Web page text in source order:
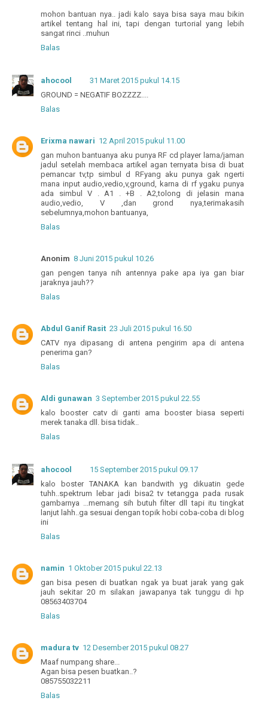
mohon bantuan nya.. jadi kalo saya bisa saya mau bikin
artikel tentang hal ini, tapi dengan turtorial yang lebih
sangat rinci ..muhun
Balas
ahocool
31 Maret 2015 pukul 14.15
GROUND = NEGATIF BOZZZZ....
Balas
Erixma nawari 12 April 2015 pukul 11.00
gan muhon bantuanya aku punya RF cd player lama/jaman
jadul setelah membaca artikel agan ternyata bisa di buat
pemancar tv,tp simbul d RFyang aku punya gak ngerti
mana input audio,vedio,v,ground, karna di rf ygaku punya
ada simbul V . A1 . +B . A2,tolong di jelasin mana
audio,vedio, V ,dan grond nya,terimakasih
sebelumnya,mohon bantuanya,
Balas
Anonim 8 Juni 2015 pukul 10.26
gan pengen tanya nih antennya pake apa iya gan biar
jaraknya jauh??
Balas
Abdul Ganif Rasit 23 Juli 2015 pukul 16.50
CATV nya dipasang di antena pengirim apa di antena
penerima gan?
Balas
Aldi gunawan 3 September 2015 pukul 22.55
kalo booster catv di ganti ama booster biasa seperti
merek tanaka dll. bisa tidak..
Balas
ahocool
15 September 2015 pukul 09.17
kalo boster TANAKA kan bandwith yg dikuatin gede
tuhh..spektrum lebar jadi bisa2 tv tetangga pada rusak
gambarnya ...memang sih butuh filter dll tapi itu tingkat
lanjut lahh..ga sesuai dengan topik hobi coba-coba di blog
ini
Balas
namin 1 Oktober 2015 pukul 22.13
gan bisa pesen di buatkan ngak ya buat jarak yang gak
jauh sekitar 20 m silakan jawapanya tak tunggu di hp
08563403704
Balas
madura tv 12 Desember 2015 pukul 08.27
Maaf numpang share...
Agan bisa pesen buatkan..?
085755032211
Balas